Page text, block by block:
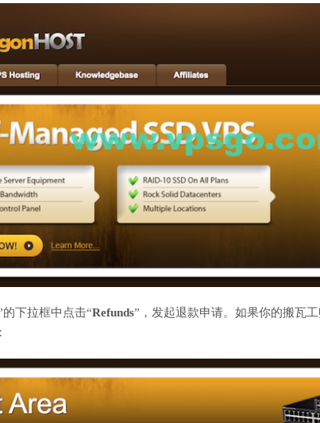
的下拉框中点击“Refunds”，发起退款申请。如果你的搬瓦